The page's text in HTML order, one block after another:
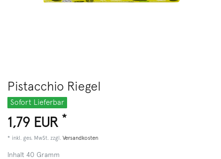
Pistacchio Riegel
Sofort Lieferbar
1,79 EUR *
* inkl. ges. MwSt. zzgl. Versandkosten
Inhalt 40 Gramm